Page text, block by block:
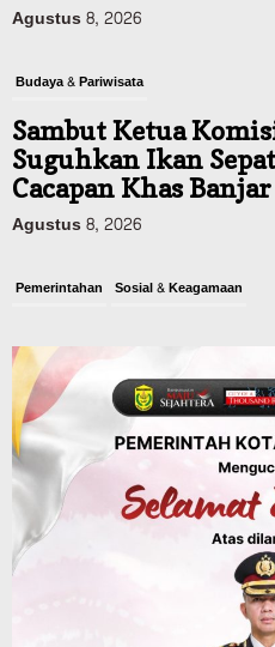
Agustus 8, 2026
Budaya & Pariwisata
Sambut Ketua
Suguhkan Ikan
Cacapan Khas Banjar
Agustus 8, 2026
Pemerintahan Sosial & Keagamaan
Digital, Target 30
Jauh, Komisi II DPR
Agustus 7, 2026
Dinas PUPR Kalsel Headline
Jalan Veteran Km
Dibuka Pasca Retak
Angkutan Bertonase
Diperbolehkan